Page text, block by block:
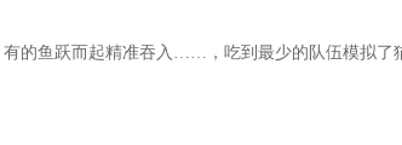
的鱼跃而起精准吞入……，吃到最少的队伍模拟了